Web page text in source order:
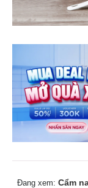
Đang xem: Cẩm nang